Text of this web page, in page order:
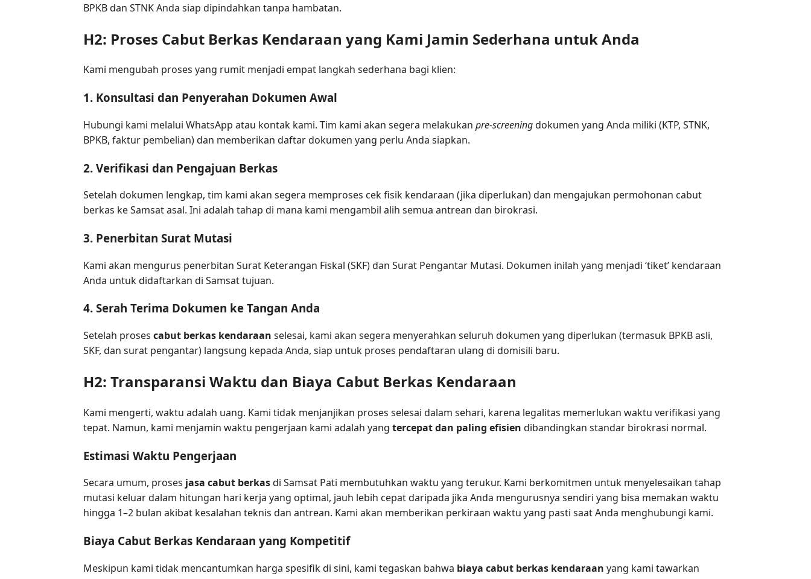
BPKB dan STNK Anda siap dipindahkan tanpa hambatan.
H2: Proses Cabut Berkas Kendaraan yang Kami Jamin Sederhana untuk Anda
Kami mengubah proses yang rumit menjadi empat langkah sederhana bagi klien:
1. Konsultasi dan Penyerahan Dokumen Awal
Hubungi kami melalui WhatsApp atau kontak kami. Tim kami akan segera melakukan pre-screeningdokumen yang Anda miliki (KTP, STNK,
BPKB, faktur pembelian) dan memberikan daftar dokumen yang perlu Anda siapkan.
2. Verifikasi dan Pengajuan Berkas
Setelah dokumen lengkap, tim kami akan segera memproses cek fisik kendaraan (jika diperlukan) dan mengajukan permohonan cabut
berkas ke Samsat asal. Ini adalah tahap di mana kami mengambil alih semua antrean dan birokrasi.
3. Penerbitan Surat Mutasi
Kami akan mengurus penerbitan Surat Keterangan Fiskal (SKF) dan Surat Pengantar Mutasi. Dokumen inilah yang menjadi ‘tiket’ kendaraan
Anda untuk didaftarkan di Samsat tujuan.
4. Serah Terima Dokumen ke Tangan Anda
Setelah proses cabut berkas kendaraan selesai, kami akan segera menyerahkan seluruh dokumen yang diperlukan (termasuk BPKB asli,
SKF, dan surat pengantar) langsung kepada Anda, siap untuk proses pendaftaran ulang di domisili baru.
H2: Transparansi Waktu dan Biaya Cabut Berkas Kendaraan
Kami mengerti, waktu adalah uang. Kami tidak menjanjikan proses selesai dalam sehari, karena legalitas memerlukan waktu verifikasi yang
tepat. Namun, kami menjamin waktu pengerjaan kami adalah yang tercepat dan paling efisien dibandingkan standar birokrasi normal.
Estimasi Waktu Pengerjaan
Secara umum, proses jasa cabut berkasdi Samsat Pati membutuhkan waktu yang terukur. Kami berkomitmen untuk menyelesaikan tahap
mutasi keluar dalam hitungan hari kerja yang optimal, jauh lebih cepat daripada jika Anda mengurusnya sendiri yang bisa memakan waktu
hingga 1–2 bulan akibat kesalahan teknis dan antrean. Kami akan memberikan perkiraan waktu yang pasti saat Anda menghubungi kami.
Biaya Cabut Berkas Kendaraan yang Kompetitif
Meskipun kami tidak mencantumkan harga spesifik di sini, kami tegaskan bahwa biaya cabut berkas kendaraan yang kami tawarkan